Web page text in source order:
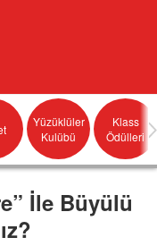
Yüzüklüler
Kulübü
Klass
Ödülleri
İle Büyülü